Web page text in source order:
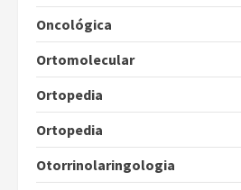
Oncológica
Ortomolecular
Ortopedia
Ortopedia
Otorrinolaringologia